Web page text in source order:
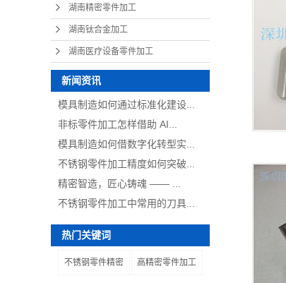
湖南精密零件加工
湖南钛合金加工
湖南医疗设备零件加工
新闻资讯
模具制造如何通过标准化建设...
非标零件加工怎样借助 AI...
模具制造如何借数字化转型实...
不锈钢零件加工精度如何突破...
精密智造，匠心铸魂 —— ...
不锈钢零件加工中常用的刀具...
热门关键词
不锈钢零件精密 高精密零件加工